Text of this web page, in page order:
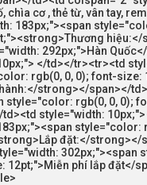
chìa cơ , thẻ từ, vân tay,
183px;"><span
hiệu:</
292px;">Hàn
</td></tr><tr><td
rgb(0, 0, 0); font-size:
strong></span></
style="color: rgb(0, 0, 0);
style="width:
style="color:
đặt:</strong></
302px;"><span
12pt;">Miễn phí lắp đặt</